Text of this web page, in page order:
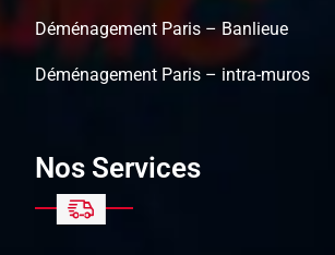
Déménagement Paris – Banlieue
Déménagement Paris – intra-muros
Nos Services